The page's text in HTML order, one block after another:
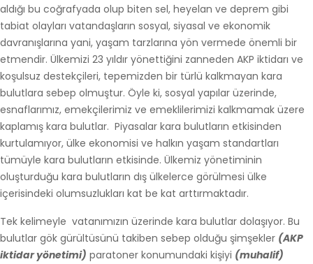
aldığı bu coğrafyada olup biten sel, heyelan ve deprem gibi
tabiat olayları vatandaşların sosyal, siyasal ve ekonomik
davranışlarına yani, yaşam tarzlarına yön vermede önemli bir
etmendir. Ülkemizi 23 yıldır yönettiğini zanneden AKP iktidarı ve
koşulsuz destekçileri, tepemizden bir türlü kalkmayan kara
bulutlara sebep olmuştur. Öyle ki, sosyal yapılar üzerinde,
esnaflarımız, emekçilerimiz ve emeklilerimizi kalkmamak üzere
kaplamış kara bulutlar. Piyasalar kara bulutların etkisinden
kurtulamıyor, ülke ekonomisi ve halkın yaşam standartları
tümüyle kara bulutların etkisinde. Ülkemiz yönetiminin
oluşturduğu kara bulutların dış ülkelerce görülmesi ülke
içerisindeki olumsuzlukları kat be kat arttırmaktadır.
Tek kelimeyle vatanımızın üzerinde kara bulutlar dolaşıyor. Bu
bulutlar gök gürültüsünü takiben sebep olduğu şimşekler (AKP
iktidar yönetimi) paratoner konumundaki kişiyi (muhalif)